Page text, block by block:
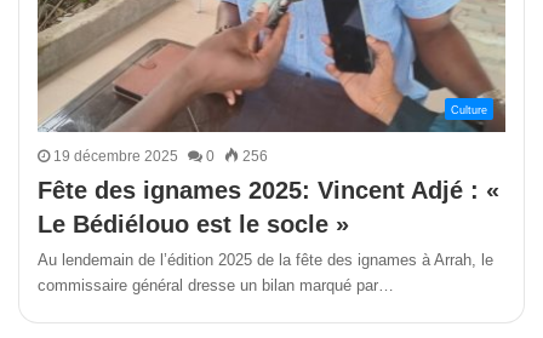
Culture
19 décembre 2025 0 256
Fête des ignames 2025: Vincent Adjé : «
Le Bédiélouo est le socle »
Au lendemain de l’édition 2025 de la fête des ignames à Arrah, le
commissaire général dresse un bilan marqué par…